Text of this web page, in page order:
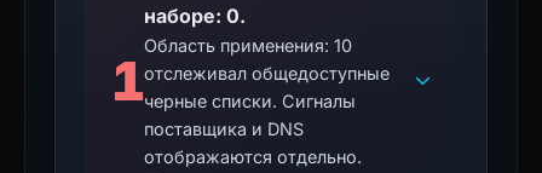
1
наборе: 0.
Область применения: 10
отслеживал общедоступные
черные списки. Сигналы
поставщика и DNS
отображаются отдельно.